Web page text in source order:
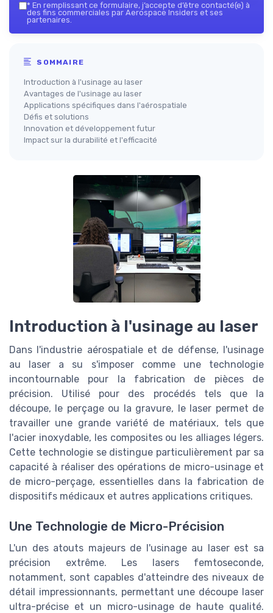
* En remplissant ce formulaire, j’accepte d’être contacté(e) à
des fins commerciales par Aerospace Insiders et ses
partenaires.
SOMMAIRE
Introduction à l'usinage au laser
Avantages de l'usinage au laser
Applications spécifiques dans l'aérospatiale
Défis et solutions
Innovation et développement futur
Impact sur la durabilité et l'efficacité
Introduction à l'usinage au laser
Dans l'industrie aérospatiale et de défense, l'usinage
au laser a su s'imposer comme une technologie
incontournable pour la fabrication de pièces de
précision. Utilisé pour des procédés tels que la
découpe, le perçage ou la gravure, le laser permet de
travailler une grande variété de matériaux, tels que
l'acier inoxydable, les composites ou les alliages légers.
Cette technologie se distingue particulièrement par sa
capacité à réaliser des opérations de micro-usinage et
de micro-perçage, essentielles dans la fabrication de
dispositifs médicaux et autres applications critiques.
Une Technologie de Micro-Précision
L'un des atouts majeurs de l'usinage au laser est sa
précision extrême. Les lasers femtoseconde,
notamment, sont capables d'atteindre des niveaux de
détail impressionnants, permettant une découpe laser
ultra-précise et un micro-usinage de haute qualité.